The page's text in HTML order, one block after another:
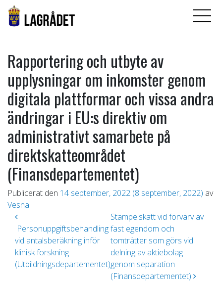
Rapportering och utbyte av
upplysningar om inkomster genom
digitala plattformar och vissa andra
ändringar i EU:s direktiv om
administrativt samarbete på
direktskatteområdet
(Finansdepartementet)
Publicerat den 14 september, 2022 (8 september, 2022) av
Vesna
Inläggsnavigering
Personuppgiftsbehandling
vid antalsberäkning inför
klinisk forskning
(Utbildningsdepartementet)
Stämpelskatt vid förvärv av
fast egendom och
tomträtter som görs vid
delning av aktiebolag
genom separation
(Finansdepartementet)